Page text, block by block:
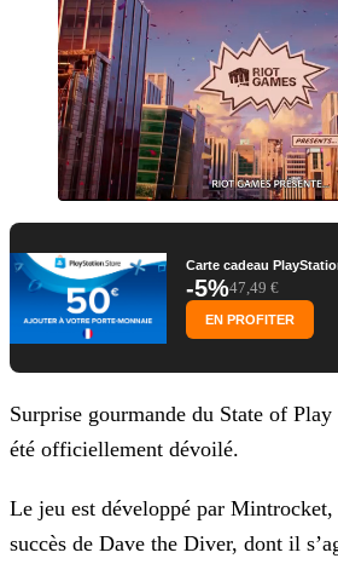
Carte cadeau
-5%47,49 €
EN PROFITER
Surprise gourmande du State of
été officiellement dévoilé.
Le jeu est développé par
succès de Dave the Diver, dont il